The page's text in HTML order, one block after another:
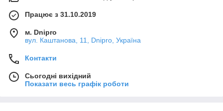
Працює з 31.10.2019
м. Dnipro
вул. Каштанова, 11, Dnipro, Україна
Контакти
Сьогодні вихідний
Показати весь графік роботи